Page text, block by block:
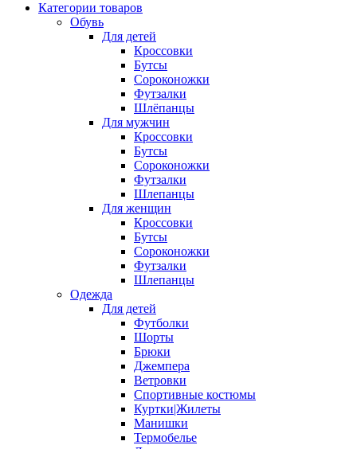
Категории товаров
Обувь
Для детей
Кроссовки
Бутсы
Сороконожки
Футзалки
Шлёпанцы
Для мужчин
Кроссовки
Бутсы
Сороконожки
Футзалки
Шлепанцы
Для женщин
Кроссовки
Бутсы
Сороконожки
Футзалки
Шлепанцы
Одежда
Для детей
Футболки
Шорты
Брюки
Джемпера
Ветровки
Спортивные костюмы
Куртки|Жилеты
Манишки
Термобелье